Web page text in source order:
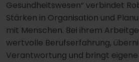
Gesundheitswesen“ verbindet
Stärken in Organisation und
mit Menschen. Bei ihrem
wertvolle Berufserfahrung,
Verantwortung und bringt eigene